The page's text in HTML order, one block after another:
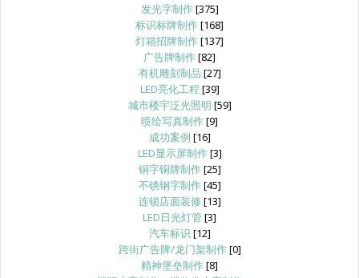
发光字制作[375]
标识标牌制作[168]
灯箱招牌制作[137]
广告牌制作[82]
有机雕刻制品 [27]
LED亮化工程 [39]
城市楼宇泛光照明 [59]
喷绘写真制作[9]
成功案例 [16]
LED显示屏制作[3]
铜字铜牌制作[25]
不锈钢字制作[45]
连锁店面装修 [13]
LED日光灯管[3]
汽车标识 [12]
跨街广告牌/龙门架制作[0]
精神堡垒制作[8]